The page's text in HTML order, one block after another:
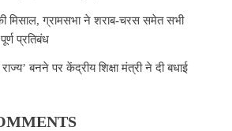
मिसाल, ग्रामसभा ने शराब-चरस समेत सभी
प्रतिबंध
बनने पर केंद्रीय शिक्षा मंत्री ने दी बधाई